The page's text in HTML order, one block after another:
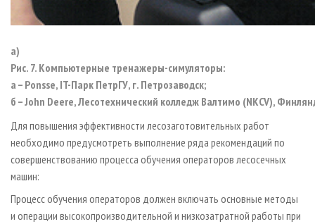
а)
Рис. 7. Компьютерные тренажеры-симуляторы:
а – Ponsse, IT-Парк ПетрГУ, г. Петрозаводск;
б – John Deere, Лесотехнический колледж Валтимо (NKCV),
Для повышения эффективности лесозаготовительных работ
необходимо предусмотреть выполнение ряда рекомендаций по
совершенствованию процесса обучения операторов лесосечных
машин:
Процесс обучения операторов должен включать основные методы
и операции высокопроизводительной и низкозатратной работы при